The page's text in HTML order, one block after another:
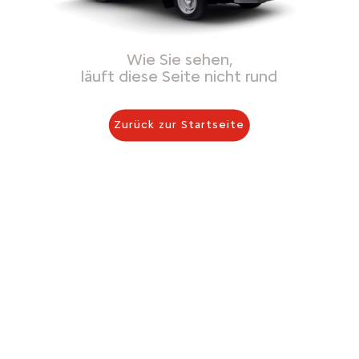
Wie Sie sehen,
läuft diese Seite nicht rund
Zurück zur Startseite